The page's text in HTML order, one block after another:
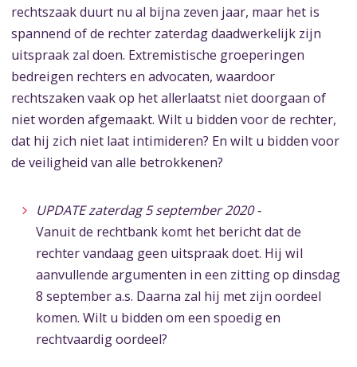
rechtszaak duurt nu al bijna zeven jaar, maar het is
spannend of de rechter zaterdag daadwerkelijk zijn
uitspraak zal doen. Extremistische groeperingen
bedreigen rechters en advocaten, waardoor
rechtszaken vaak op het allerlaatst niet doorgaan of
niet worden afgemaakt. Wilt u bidden voor de rechter,
dat hij zich niet laat intimideren? En wilt u bidden voor
de veiligheid van alle betrokkenen?
UPDATE zaterdag 5 september 2020 -
Vanuit de rechtbank komt het bericht dat de
rechter vandaag geen uitspraak doet. Hij wil
aanvullende argumenten in een zitting op dinsdag
8 september a.s. Daarna zal hij met zijn oordeel
komen. Wilt u bidden om een spoedig en
rechtvaardig oordeel?